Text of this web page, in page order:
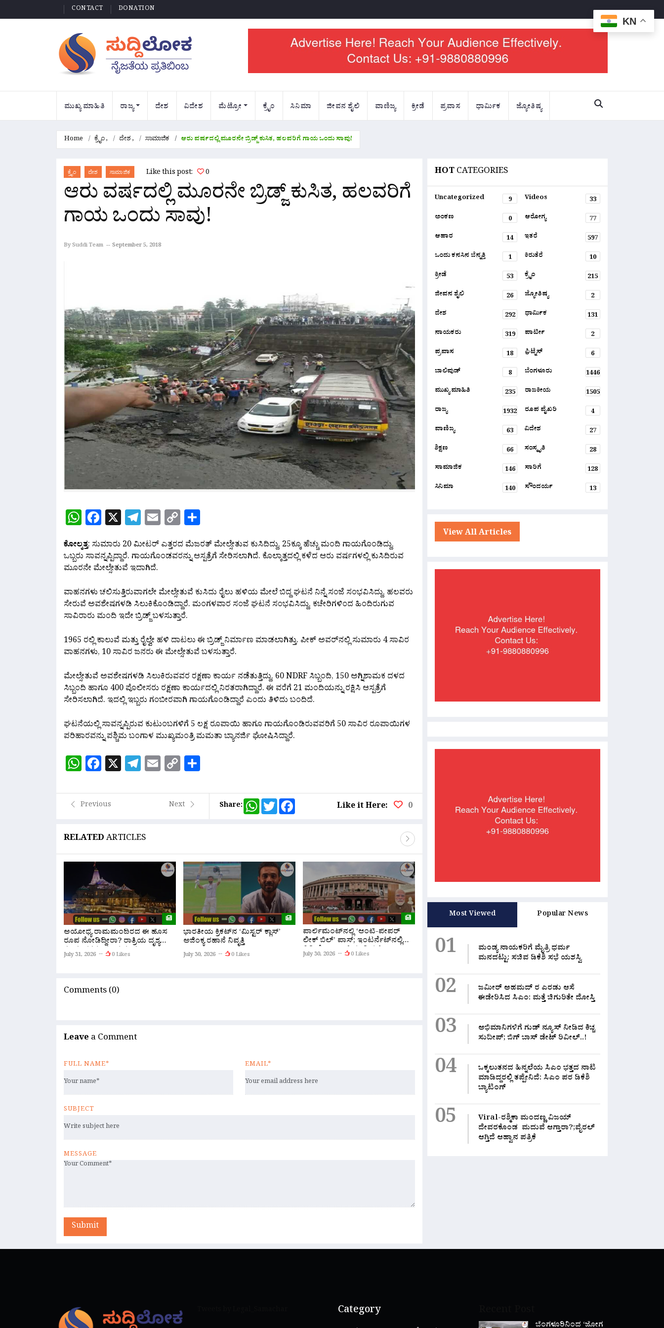
CONTACT DONATION
ಮುಖ್ಯ ಮಾಹಿತಿ ರಾಜ್ಯ ದೇಶ ವಿದೇಶ ಮೆಟ್ರೋ ಕ್ರೈಂ ಸಿನಿಮಾ ಜೀವನ ಶೈಲಿ ವಾಣಿಜ್ಯ ಕ್ರೀಡೆ ಪ್ರವಾಸ ಧಾರ್ಮಿಕ ಜ್ಯೋತಿಷ್ಯ
Home ಕ್ರೈಂ, ದೇಶ, ಸಾಮಾಜಿಕ ಆರು ವರ್ಷದಲ್ಲಿ ಮೂರನೇ ಬ್ರಿಡ್ಜ್ ಕುಸಿತ, ಹಲವರಿಗೆ ಗಾಯ ಒಂದು ಸಾವು!
ಕ್ರೈಂ ದೇಶ ಸಾಮಾಜಿಕ Like this post: 0
ಆರು ವರ್ಷದಲ್ಲಿ ಮೂರನೇ ಬ್ರಿಡ್ಜ್ ಕುಸಿತ, ಹಲವರಿಗೆ
ಗಾಯ ಒಂದು ಸಾವು!
By Suddi Team September 5, 2018
WhatsApp
Facebook
X Telegram
Email
Copy
Link
ಕೋಲ್ಕತ್ತ: ಸುಮಾರು 20 ಮೀಟರ್ ಎತ್ತರದ ಮೆಜರತ್ ಮೇಲ್ಸೇತುವ ಕುಸಿದಿದ್ದು, 25ಕ್ಕೂ ಹೆಚ್ಚು ಮಂದಿ ಗಾಯಗೊಂಡಿದ್ದು,
ಒಬ್ಬರು ಸಾವನ್ನಪ್ಪಿದ್ದಾರೆ. ಗಾಯಗೊಂಡವರನ್ನು ಆಸ್ಪತ್ರೆಗೆ ಸೇರಿಸಲಾಗಿದೆ. ಕೊಲ್ಕಾತ್ತದಲ್ಲಿ ಕಳೆದ ಆರು ವರ್ಷಗಳಲ್ಲಿ ಕುಸಿದಿರುವ
ಮೂರನೇ ಮೇಲ್ಸೇತುವೆ ಇದಾಗಿದೆ.
ವಾಹನಗಳು ಚಲಿಸುತ್ತಿರುವಾಗಲೇ ಮೇಲ್ಸೇತುವೆ ಕುಸಿದು ರೈಲು ಹಳಿಯ ಮೇಲೆ ಬಿದ್ದ ಘಟನೆ ನಿನ್ನೆ ಸಂಜೆ ಸಂಭವಿಸಿದ್ದು, ಹಲವರು
ಸೇರುವೆ ಅವಶೇಷಗಳಡಿ ಸಿಲುಕಿಕೊಂಡಿದ್ದಾರೆ. ಮಂಗಳವಾರ ಸಂಜೆ ಘಟನೆ ಸಂಭವಿಸಿದ್ದು, ಕಚೇರಿಗಳಿಂದ ಹಿಂದಿರುಗುವ
ಸಾವಿರಾರು ಮಂದಿ ಇದೇ ಬ್ರಿಡ್ಜ್ ಬಳಸುತ್ತಾರೆ.
1965 ರಲ್ಲಿ ಕಾಲುವೆ ಮತ್ತು ರೈಲ್ವೇ ಹಳಿ ದಾಟಲು ಈ ಬ್ರಿಡ್ಜ್ ನಿರ್ಮಾಣ ಮಾಡಲಾಗಿತ್ತು. ಪೀಕ್ ಅವರ್‌ನಲ್ಲಿ ಸುಮಾರು 4 ಸಾವಿರ
ವಾಹನಗಳು, 10 ಸಾವಿರ ಜನರು ಈ ಮೇಲ್ಸೇತುವೆ ಬಳಸುತ್ತಾರೆ.
ಮೇಲ್ಸೇತುವೆ ಅವಶೇಷಗಳಡಿ ಸಿಲುಕಿರುವವರ ರಕ್ಷಣಾ ಕಾರ್ಯ ನಡೆತುತ್ತಿದ್ದು, 60 NDRF ಸಿಬ್ಬಂದಿ, 150 ಅಗ್ನಿಶಾಮಕ ದಳದ
ಸಿಬ್ಬಂದಿ ಹಾಗೂ 400 ಪೊಲೀಸರು ರಕ್ಷಣಾ ಕಾರ್ಯದಲ್ಲಿ ನಿರತರಾಗಿದ್ದಾರೆ‌. ಈ ವರೆಗೆ 21 ಮಂದಿಯನ್ನು ರಕ್ಷಿಸಿ ಆಸ್ಪತ್ರೆಗೆ
ಸೇರಿಸಲಾಗಿದೆ. ಇದಲ್ಲಿ ಇಬ್ಬರು ಗಂಬೀರವಾಗಿ ಗಾಯಗೊಂಡಿದ್ದಾರೆ ಎಂದು ತಿಳಿದು ಬಂದಿದೆ.
ಘಟನೆಯಲ್ಲಿ ಸಾವನ್ನಪ್ಪಿರುವ ಕುಟುಂಬಗಳಿಗೆ 5 ಲಕ್ಷ ರೂಪಾಯಿ ಹಾಗೂ ಗಾಯಗೊಂಡಿರುವವರಿಗೆ 50 ಸಾವಿರ ರೂಪಾಯಿಗಳ
ಪರಿಹಾರವನ್ನು ಪಶ್ಚಿಮ ಬಂಗಾಳ ಮುಖ್ಯಮಂತ್ರಿ ಮಮತಾ ಬ್ಯಾನರ್ಜಿ ಘೋಷಿಸಿದ್ದಾರೆ.
WhatsApp
Facebook
X Telegram
Email
Copy
Link
Previous Next Share: WhatsApp
TwitterFacebook Like it Here: 0
RELATEDARTICLES
ಅಯೋಧ್ಯೆ ರಾಮಮಂದಿರದ ಈ ಹೊಸ
ರೂಪ ನೋಡಿದ್ದೀರಾ? ರಾತ್ರಿಯ ದೃಶ್ಯ
ಕಂಡು ಭಕ್ತರು ಮಂತ್ರಮುಗ್ಧ!
July 31, 2026 0 Likes
ಭಾರತೀಯ ಕ್ರಿಕೆಟ್‌ನ ‘ಮಿಸ್ಟರ್ ಕ್ಲಾಸ್’
ಅಜಿಂಕ್ಯ ರಹಾನೆ ನಿವೃತ್ತಿ
July 30, 2026 0 Likes
ಪಾರ್ಲಿಮೆಂಟ್‌ನಲ್ಲಿ ‘ಆಂಟಿ-ಪೇಪರ್
ಲೀಕ್ ಬಿಲ್’ ಪಾಸ್; ಇಂಟರ್ನೆಟ್‌ನಲ್ಲಿ
ವಿಡಿಯೋ ಡ್ರಾಪ್ ಮಾಡಿದ ಪಿಎಂ
ಮೋದಿ!
July 30, 2026 0 Likes
ಲೋಕಸಭೆಯಲ್ಲಿ ಪಾಸ್ ಆಯ್ತು ಕಠಿಣ
‘ಪರೀಕ್ಷಾ ಅಕ್ರಮ ತಡೆ ವಿಧೇಯಕ’!
0 Likes
ಭೂತಾನ್‌ಗೆ ಹಾರಿದ ಅಸ್ಸಾಂನ ‘ಪುರಬಿ
ಐಸ್‌ಕ್ರೀಮ್’..!
July 29, 2026
Comments (0)
Leave a Comment
FULL NAME* EMAIL*
SUBJECT
MESSAGE
Submit
HOTCATEGORIES
Uncategorized 9 Videos
33
ಅಂಕಣ
0 ಆರೋಗ್ಯ
77
ಆಹಾರ
14 ಇತರೆ
597
ಒಂದು ಕನಸಿನ ಬೆನ್ನತ್ತಿ
1 ಕಿರುತೆರೆ
10
ಕ್ರೀಡೆ
53 ಕ್ರೈಂ
215
ಜೀವನ ಶೈಲಿ
26 ಜ್ಯೋತಿಷ್ಯ
2
ದೇಶ
292 ಧಾರ್ಮಿಕ
131
ನಾಯಕರು
319 ಪಾರ್ಟೀ
2
ಪ್ರವಾಸ
18 ಫ಼ಿಟ್ನೆಸ್
6
ಬಾಲಿವುಡ್
8 ಬೆಂಗಳೂರು
1446
ಮುಖ್ಯ ಮಾಹಿತಿ
235 ರಾಜಕೀಯ
1505
ರಾಜ್ಯ
1932 ರೂಪ ವೈಖರಿ
4
ವಾಣಿಜ್ಯ
63 ವಿದೇಶ
27
ಶಿಕ್ಷಣ
66 ಸಂಸ್ಕೃತಿ
28
ಸಾಮಾಜಿಕ
146 ಸಾರಿಗೆ
128
ಸಿನಿಮಾ
140 ಸೌಂದರ್ಯ 13
View All Articles
Most Viewed Popular News
01
ಮಂಡ್ಯ ನಾಯಕರಿಗೆ ಮೈತ್ರಿ ಧರ್ಮ
ಮನದಟ್ಟು: ಸಚಿವ ಡಿಕೆಶಿ ಸಭೆ ಯಶಸ್ವಿ
02
ಜಮೀರ್ ಅಹಮದ್ ರ ಎರಡು ಆಸೆ
ಈಡೇರಿಸಿದ ಸಿಎಂ: ಮತ್ತೆ ಚಿಗುರಿತೇ ದೋಸ್ತಿ
03
ಅಭಿಮಾನಿಗಳಿಗೆ ಗುಡ್ ನ್ಯೂಸ್ ನೀಡಿದ ಕಿಚ್ಚ
ಸುದೀಪ್; ಬಿಗ್ ಬಾಸ್ ಡೇಟ್ ರಿವೀಲ್..!
04
ಒಕ್ಕಲುತನದ ಹಿನ್ನಲೆಯ ಸಿಎಂ ಭತ್ತದ ನಾಟಿ
ಮಾಡಿದ್ದರಲ್ಲಿ‌ ತಪ್ಪೇನಿದೆ: ಸಿಎಂ ಪರ ಡಿಕೆಶಿ
ಬ್ಯಾಟಿಂಗ್
05
Viral-ರಶ್ಮಿಕಾ ಮಂದಣ್ಣ ವಿಜಯ್
ದೇವರಕೊಂಡ ಮದುವೆ ಆಗ್ತಾರಾ?;ವೈರಲ್
ಆಗ್ತಿದೆ ಆಹ್ವಾನ ಪತ್ರಿಕೆ
Category
KN